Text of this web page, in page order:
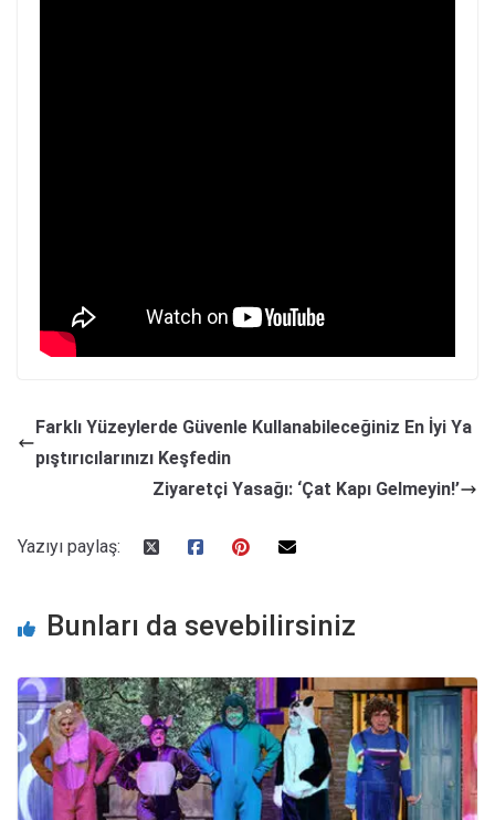
Farklı Yüzeylerde Güvenle Kullanabileceğiniz En İyi Ya
pıştırıcılarınızı Keşfedin
Ziyaretçi Yasağı: ‘Çat Kapı Gelmeyin!’
Yazıyı paylaş:
Bunları da sevebilirsiniz